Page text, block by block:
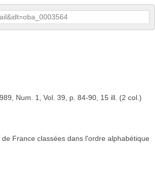
Num. 1, Vol. 39, p. 84-90, 15 ill. (2 col.)
France classées dans l'ordre alphabétique